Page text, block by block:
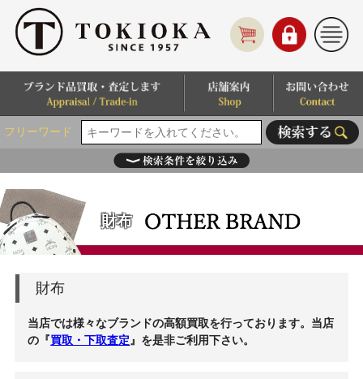
フリーワード
財布
財布
当店では様々なブランドの高額買取を行っております。当店
の『買取・下取査定 』を是非ご利用下さい。